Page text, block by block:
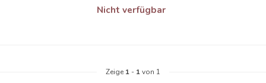
Nicht verfügbar
Zeige 1 - 1von 1